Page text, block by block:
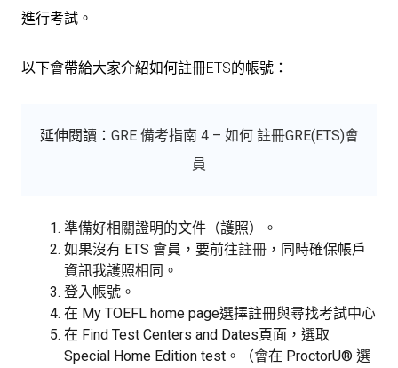
進行考試。
以下會帶給大家介紹如何註冊ETS的帳號：
延伸閱讀： GRE 備考指南 4 – 如何 註冊GRE(ETS)會
員
準備好相關證明的文件（護照）。
如果沒有 ETS 會員，要前往註冊 ，同時確保帳戶
資訊我護照相同。
登入帳號。
在 My TOEFL home page選擇註冊與尋找考試中心
在 Find Test Centers and Dates頁面，選取
Special Home Edition test。（會在 ProctorU® 選